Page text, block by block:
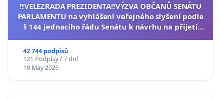
‼️VELEZRADA PREZIDENTA‼️VÝZVA OBČANŮ SENÁTU
PARLAMENTU na vyhlášení veřejného slyšení podle
§ 144 jednacího řádu Senátu k návrhu na přijetí
42 744 podpisů
121 Podpisy / 7 dní
19 May 2026